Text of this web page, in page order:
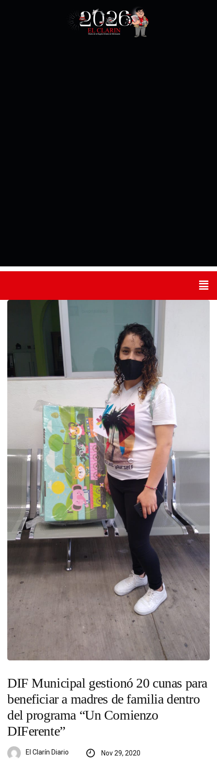
DIF Municipal gestionó 20 cunas para
beneficiar a madres de familia dentro
del programa “Un Comienzo
DIFerente”
El Clarín Diario Nov 29, 2020